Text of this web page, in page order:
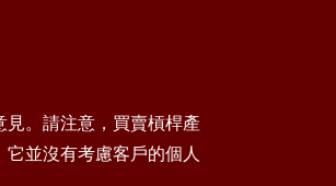
。請注意，買賣槓桿產
並沒有考慮客戶的個人